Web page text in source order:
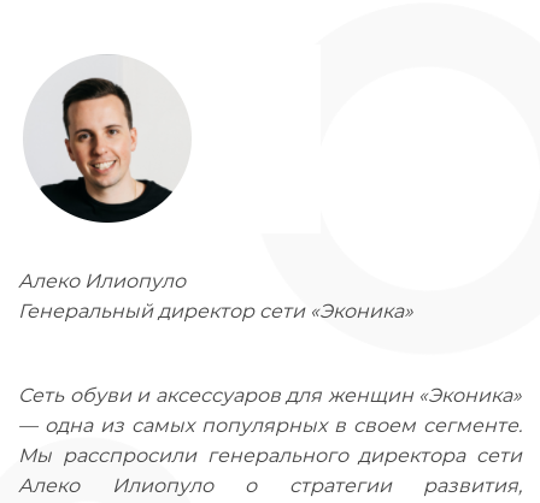
Алеко Илиопуло
Генеральный директор сети «Эконика»
Сеть обуви и аксессуаров для женщин «Эконика»
— одна из самых популярных в своем сегменте.
Мы расспросили генерального директора сети
Алеко Илиопуло о стратегии развития,